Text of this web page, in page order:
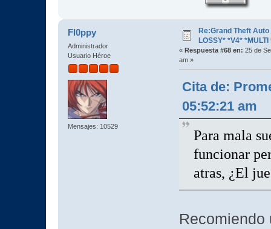
Fl0ppy
Administrador
Usuario Héroe
Mensajes: 10529
Re:Grand Theft
LOSSY* *V4*
« Respuesta #68 en: 25 de
am »
Cita de:
05:52:21 am
Para mala
funcionar
atras, ¿El
Recomiendo